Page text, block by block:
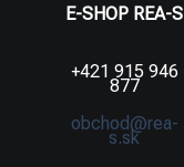
E-SHOP REA-S
+421 915 946
877
obchod@rea-
s.sk